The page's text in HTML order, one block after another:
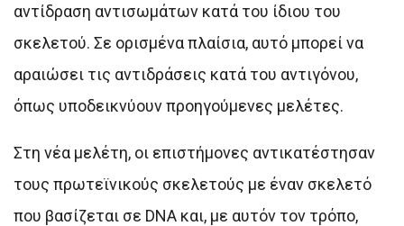
αντίδραση αντισωμάτων κατά του ίδιου του
σκελετού. Σε ορισμένα πλαίσια, αυτό μπορεί να
αραιώσει τις αντιδράσεις κατά του αντιγόνου,
όπως υποδεικνύουν προηγούμενες μελέτες.
Στη νέα μελέτη, οι επιστήμονες αντικατέστησαν
τους πρωτεϊνικούς σκελετούς με έναν σκελετό
που βασίζεται σε DNA και, με αυτόν τον τρόπο,